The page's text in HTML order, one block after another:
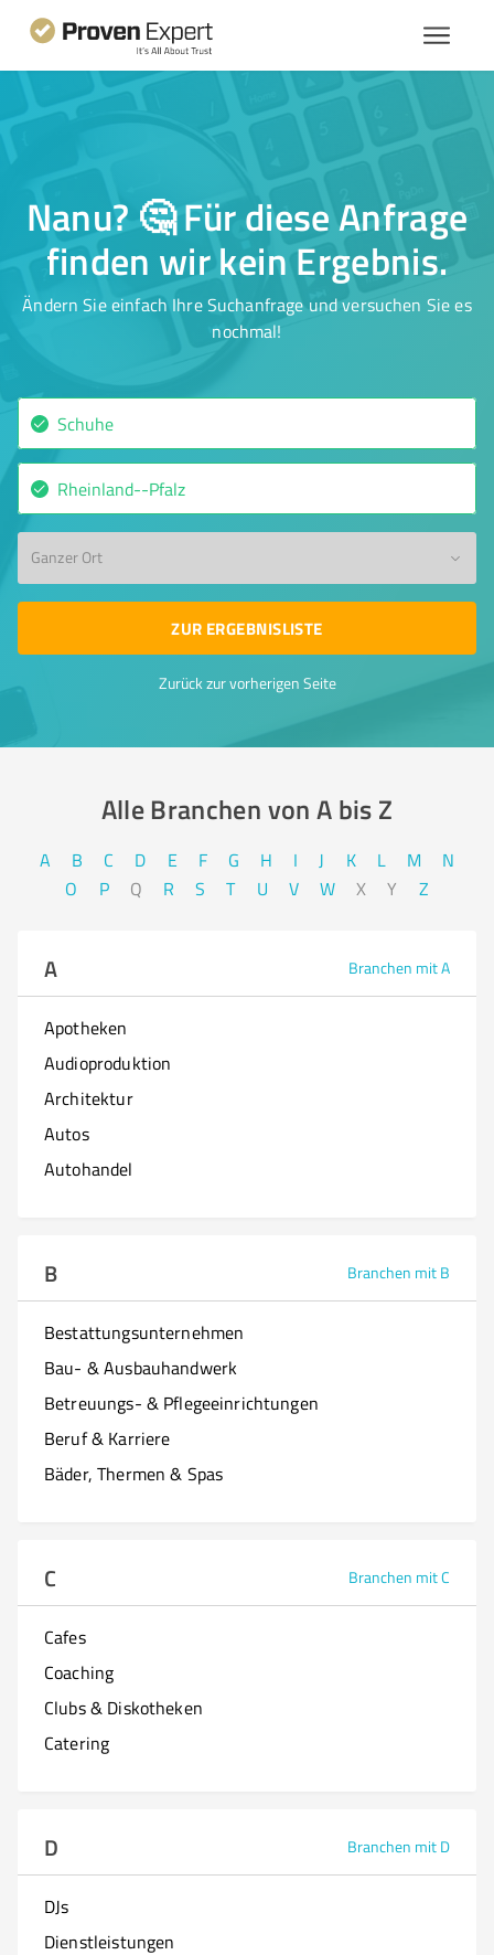
Nanu? 🤔 Für diese Anfrage
finden wir kein Ergebnis.
Ändern Sie einfach Ihre Suchanfrage und versuchen Sie es
nochmal!
Ganzer Ort
ZUR ERGEBNISLISTE
Zurück zur vorherigen Seite
Alle Branchen von A bis Z​
A B C D E F G H I J K L M
N
O
P Q R S T U V W X Y Z
A Branchen mit A
Apotheken
Audioproduktion
Architektur
Autos
Autohandel
B Branchen mit B
Bestattungsunternehmen
Bau- & Ausbauhandwerk
Betreuungs- & Pflegeeinrichtungen
Beruf & Karriere
Bäder, Thermen & Spas
C Branchen mit C
Cafes
Coaching
Clubs & Diskotheken
Catering
D Branchen mit D
DJs
Dienstleistungen